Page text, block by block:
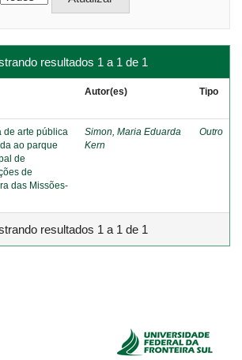
resultados 1 a 1 de 1
Autor(es) Tipo
de arte pública
ao parque
de
de
das Missões-
Simon, Maria Eduarda
Kern
Outro
resultados 1 a 1 de 1